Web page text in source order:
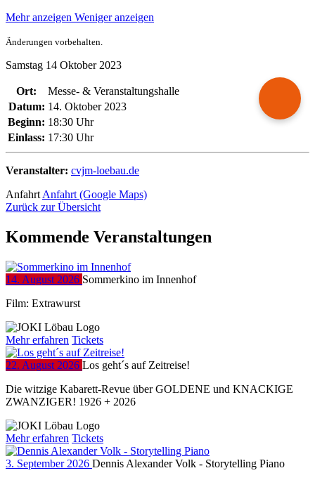
Mehr anzeigen Weniger anzeigen
Änderungen vorbehalten.
Samstag 14 Oktober 2023
Ort:
Messe- & Veranstaltungshalle
Datum: 14. Oktober 2023
Beginn: 18:30 Uhr
Einlass: 17:30 Uhr
Veranstalter: cvjm-loebau.de
Anfahrt Anfahrt (Google Maps)
Zurück zur Übersicht
Kommende Veranstaltungen
14. August 2026 Sommerkino im Innenhof
Film: Extrawurst
Mehr erfahren Tickets
22. August 2026 Los geht´s auf Zeitreise!
Die witzige Kabarett-Revue über GOLDENE und KNACKIGE
ZWANZIGER! 1926 + 2026
Mehr erfahren Tickets
3. September 2026 Dennis Alexander Volk - Storytelling Piano